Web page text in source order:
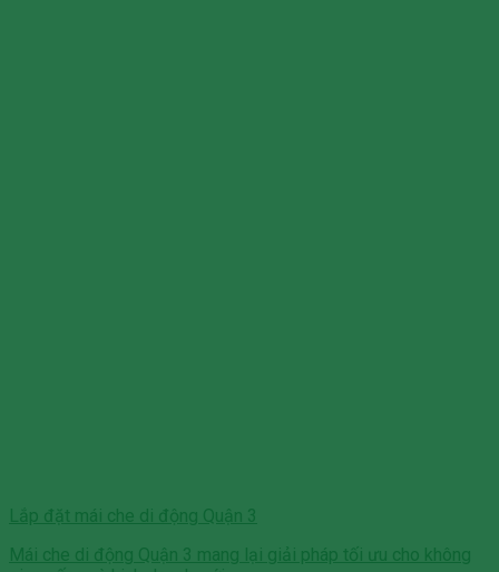
Lắp đặt mái che di động Quận 3
Mái che di động Quận 3 mang lại giải pháp tối ưu cho không